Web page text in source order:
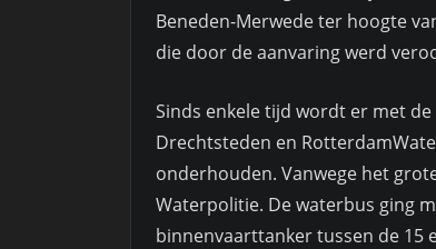
Beneden-Merwede ter hoogte
die door de aanvaring werd
Sinds enkele tijd wordt er met
Drechtsteden en
onderhouden. Vanwege het
Waterpolitie. De waterbus ging
binnenvaarttanker tussen de 15